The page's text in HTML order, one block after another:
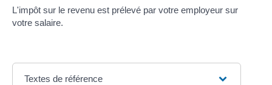
L'impôt sur le revenu est prélevé par votre employeur sur
votre salaire.
Textes de référence